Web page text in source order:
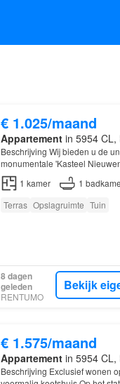
€ 1.025/maand
Appartementin 5954 CL,
Beschrijving Wij bieden u de
monumentale 'Kasteel
gesitueerd…
1 kamer 1
Terras Opslagruimte Tuin
8 dagen
geleden
RENTUMO
Bekijk
€ 1.575/maand
Appartementin 5954 CL,
Beschrijving Exclusief wonen